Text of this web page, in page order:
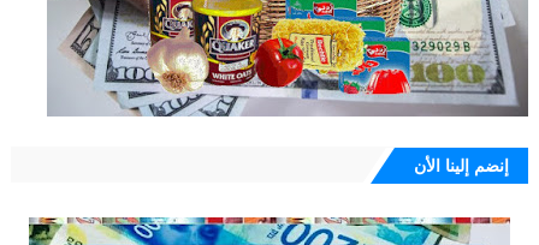
إنضم إلينا الأن